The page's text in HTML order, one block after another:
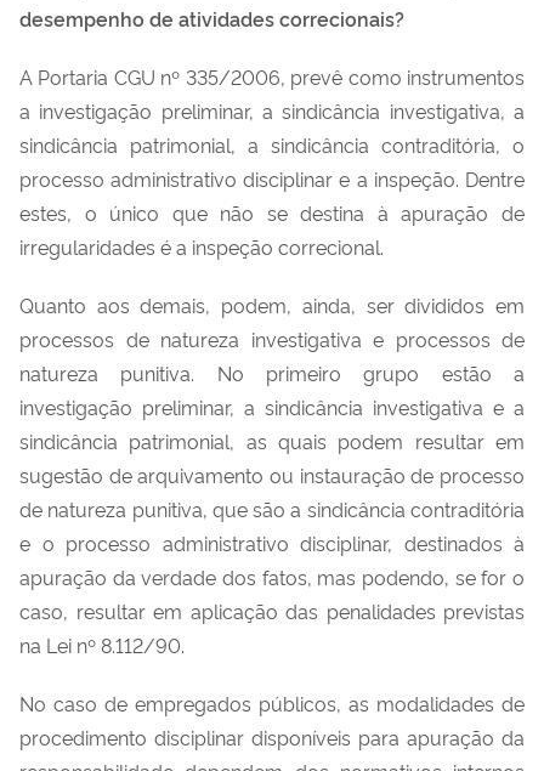
desempenho de atividades correcionais?
A Portaria CGU nº 335/2006, prevê como instrumentos
a investigação preliminar, a sindicância investigativa, a
sindicância patrimonial, a sindicância contraditória, o
processo administrativo disciplinar e a inspeção. Dentre
estes, o único que não se destina à apuração de
irregularidades é a inspeção correcional.
Quanto aos demais, podem, ainda, ser divididos em
processos de natureza investigativa e processos de
natureza punitiva. No primeiro grupo estão a
investigação preliminar, a sindicância investigativa e a
sindicância patrimonial, as quais podem resultar em
sugestão de arquivamento ou instauração de processo
de natureza punitiva, que são a sindicância contraditória
e o processo administrativo disciplinar, destinados à
apuração da verdade dos fatos, mas podendo, se for o
caso, resultar em aplicação das penalidades previstas
na Lei nº 8.112/90.
No caso de empregados públicos, as modalidades de
procedimento disciplinar disponíveis para apuração da